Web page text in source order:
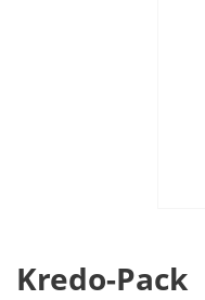
Kredo-Pack